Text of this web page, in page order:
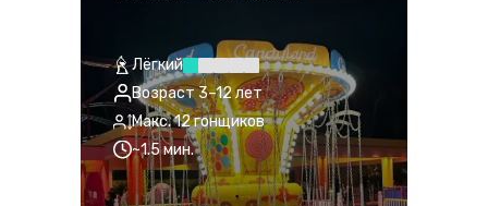
Лёгкий
Возраст 3–12 лет
Макс. 12 гонщиков
~1.5 мин.